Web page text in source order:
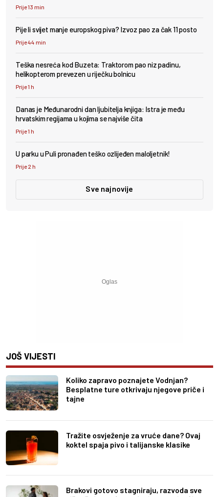
Prije 13 min
Pije li svijet manje europskog piva? Izvoz pao za čak 11 posto
Prije 44 min
Teška nesreća kod Buzeta: Traktorom pao niz padinu,
helikopterom prevezen u riječku bolnicu
Prije 1 h
Danas je Međunarodni dan ljubitelja knjiga: Istra je među
hrvatskim regijama u kojima se najviše čita
Prije 1 h
U parku u Puli pronađen teško ozlijeđen maloljetnik!
Prije 2 h
Sve najnovije
JOŠ VIJESTI
Koliko zapravo poznajete Vodnjan?
Besplatne ture otkrivaju njegove priče i
tajne
Tražite osvježenje za vruće dane? Ovaj
koktel spaja pivo i talijanske klasike
Brakovi gotovo stagniraju, razvoda sve